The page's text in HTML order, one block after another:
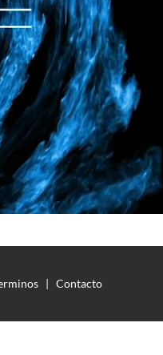
|   Contacto